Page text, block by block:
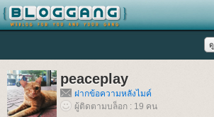
peaceplay
ฝากข้อความหลังไมค์
ผู้ติดตามบล็อก : 19 คน